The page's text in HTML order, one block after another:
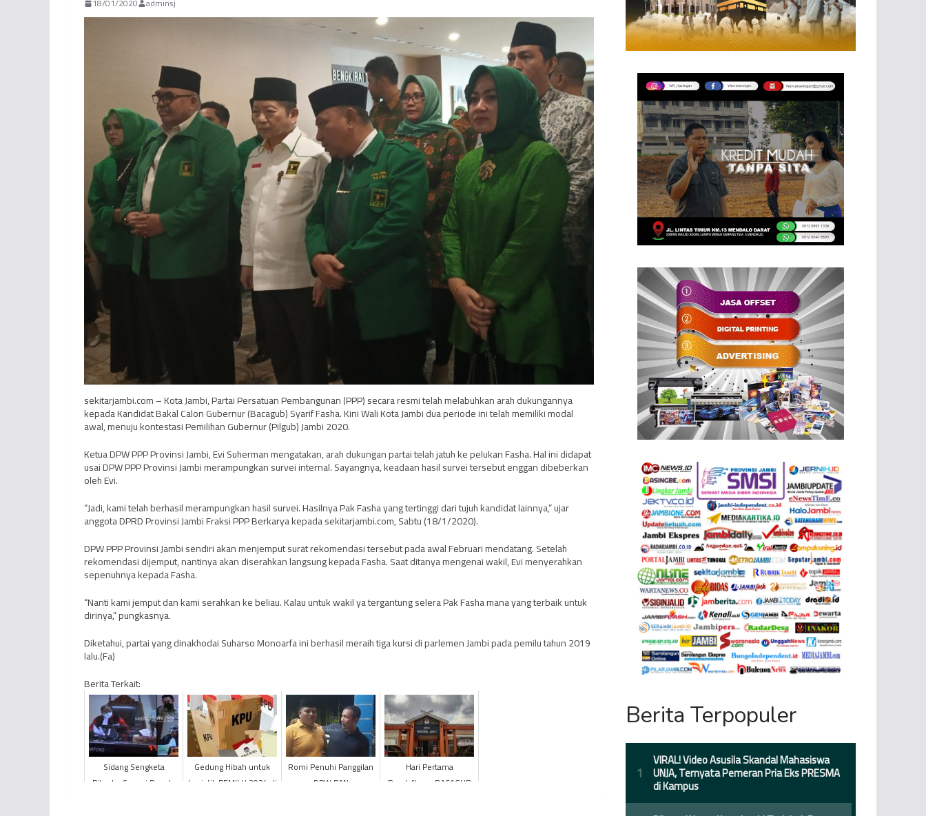
18/01/2020 adminsj
sekitarjambi.com – Kota Jambi, Partai Persatuan Pembangunan (PPP) secara resmi telah melabuhkan arah dukungannya
kepada Kandidat Bakal Calon Gubernur (Bacagub) Syarif Fasha. Kini Wali Kota Jambi dua periode ini telah memiliki modal
awal, menuju kontestasi Pemilihan Gubernur (Pilgub) Jambi 2020.
Ketua DPW PPP Provinsi Jambi, Evi Suherman mengatakan, arah dukungan partai telah jatuh ke pelukan Fasha. Hal ini didapat
usai DPW PPP Provinsi Jambi merampungkan survei internal. Sayangnya, keadaan hasil survei tersebut enggan dibeberkan
oleh Evi.
“Jadi, kami telah berhasil merampungkan hasil survei. Hasilnya Pak Fasha yang tertinggi dari tujuh kandidat lainnya,” ujar
anggota DPRD Provinsi Jambi Fraksi PPP Berkarya kepada sekitarjambi.com, Sabtu (18/1/2020).
DPW PPP Provinsi Jambi sendiri akan menjemput surat rekomendasi tersebut pada awal Februari mendatang. Setelah
rekomendasi dijemput, nantinya akan diserahkan langsung kepada Fasha. Saat ditanya mengenai wakil, Evi menyerahkan
sepenuhnya kepada Fasha.
“Nanti kami jemput dan kami serahkan ke beliau. Kalau untuk wakil ya tergantung selera Pak Fasha mana yang terbaik untuk
dirinya,” pungkasnya.
Diketahui, partai yang dinakhodai Suharso Monoarfa ini berhasil meraih tiga kursi di parlemen Jambi pada pemilu tahun 2019
lalu.(Fa)
Berita Terkait:
Sidang Sengketa
Pilwako Sungai Penuh,
Gedung Hibah untuk
Logistik PEMILU 2024 di
Romi Penuhi Panggilan
DPW PAN
Hari Pertama
Pendaftaran BACAGUB
Berita Terpopuler